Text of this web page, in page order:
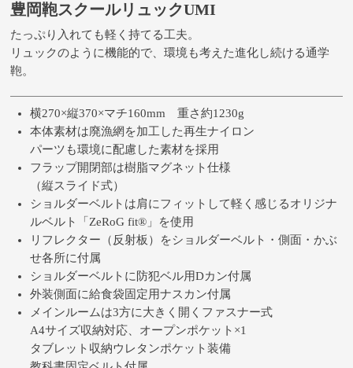
豊岡鞄スクールリュックUMI
たっぷり入れても軽く持てる工夫。
リュックのように機能的で、環境も考えた進化し続ける通学
鞄。
横270×縦370×マチ160mm 重さ約1230g
本体素材は廃漁網を加工した再生ナイロン
パーツも環境に配慮した素材を採用
フラップ開閉部は樹脂マグネット仕様
（縦スライド式）
ショルダーベルトは肩にフィットして軽く感じるオリジナ
ルベルト「ZeRoG fit®」を使用
リフレクター（反射板）をショルダーベルト・側面・かぶ
せ各所に付属
ショルダーベルトに防犯ベル用Dカン付属
外装側面に給食袋固定用ナスカン付属
メインルームは3方に大きく開くファスナー式
A4サイズ収納対応、オープンポケット×1
タブレット収納ウレタンポケット装備